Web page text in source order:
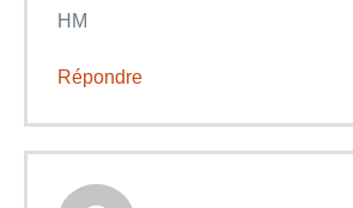
HM
Répondre